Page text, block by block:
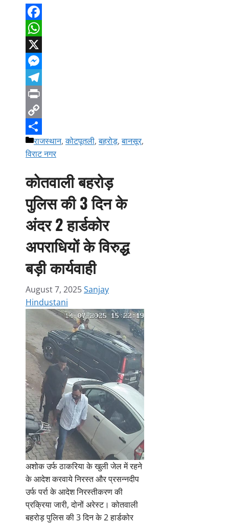
Facebook
WhatsApp
X
Messenger
Telegram
Print
Copy
Link
Share
Categories
राजस्थान,कोटपूतली,बहरोड़,बानसूर,
विराट नगर
कोतवाली बहरोड़
पुलिस की 3 दिन के
अंदर 2 हार्डकोर
अपराधियों के विरुद्ध
बड़ी कार्यवाही
August 7, 2025Sanjay
Hindustani
अशोक उर्फ ठाकरिया के खुली जेल में रहने
के आदेश करवाये निरस्त और प्रसन्नदीप
उर्फ पर्रा के आदेश निरस्तीकरण की
प्रक्रिया जारी, दोनों अरेस्ट। कोतवाली
बहरोड़ पुलिस की 3 दिन के 2 हार्डकोर